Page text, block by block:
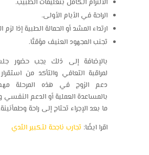
الالتزام الكامل بتعليمات الطبيب.
الراحة في الأيام الأولى.
ارتداء المشد أو الحمالة الطبية إذا لزم
تجنب المجهود العنيف مؤقتًا.
بالإضافة إلى ذلك يجب حضور
لمراقبة التعافي والتأكد من استقرار
دعم الزوج في هذه المرحلة
بالمساعدة العملية أو الدعم النفسي
ما بعد الإجراء تحتاج إلى راحة وطمأنينة.
اقرا ايضًا: تجارب ناجحة لتكبير الثدي